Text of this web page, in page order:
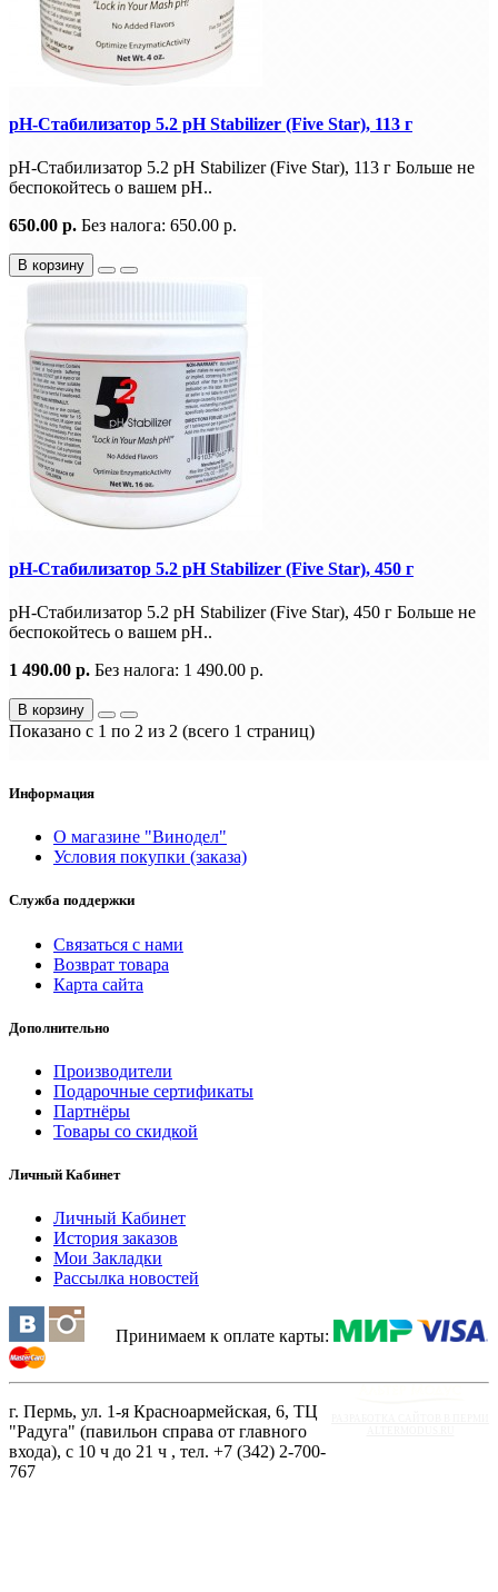
pH-Стабилизатор 5.2 pH Stabilizer (Five Star), 113 г
pH-Стабилизатор 5.2 pH Stabilizer (Five Star), 113 г Больше не
беспокойтесь о вашем рН..
650.00 р. Без налога: 650.00 р.
В корзину
pH-Стабилизатор 5.2 pH Stabilizer (Five Star), 450 г
pH-Стабилизатор 5.2 pH Stabilizer (Five Star), 450 г Больше не
беспокойтесь о вашем рН..
1 490.00 р. Без налога: 1 490.00 р.
В корзину
Показано с 1 по 2 из 2 (всего 1 страниц)
Информация
О магазине "Винодел"
Условия покупки (заказа)
Служба поддержки
Связаться с нами
Возврат товара
Карта сайта
Дополнительно
Производители
Подарочные сертификаты
Партнёры
Товары со скидкой
Личный Кабинет
Личный Кабинет
История заказов
Мои Закладки
Рассылка новостей
Принимаем к оплате карты:
г. Пермь, ул. 1-я Красноармейская, 6, ТЦ
"Радуга" (павильон справа от главного
входа), с 10 ч до 21 ч , тел. +7 (342) 2-700-
767